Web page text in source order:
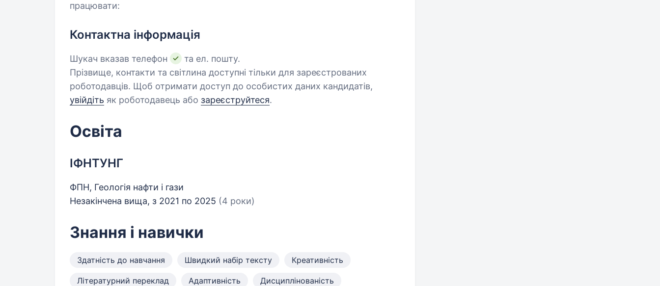
працювати:
Контактна інформація
Шукач вказав телефон
та ел. пошту.
Прізвище, контакти та світлина доступні тільки для зареєстрованих
роботодавців. Щоб отримати доступ до особистих даних кандидатів,
увійдіть як роботодавець або зареєструйтеся.
Освіта
ІФНТУНГ
ФПН, Геологія нафти і гази
Незакінчена вища, з 2021 по 2025 (4 роки)
Знання і навички
Здатність до навчання Швидкий набір тексту Креативність
Літературний переклад Адаптивність Дисциплінованість